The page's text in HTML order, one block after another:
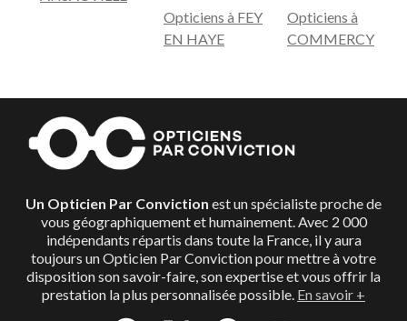
Opticiens à FEY
EN HAYE
Opticiens à
COMMERCY
Un Opticien Par Conviction est un spécialiste proche de
vous géographiquement et humainement. Avec 2 000
indépendants répartis dans toute la France, il y aura
toujours un Opticien Par Conviction pour mettre à votre
disposition son savoir-faire, son expertise et vous offrir la
prestation la plus personnalisée possible. En savoir +